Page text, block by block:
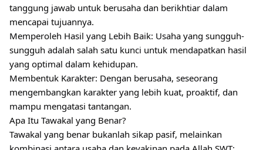
tanggung jawab untuk berusaha dan berikhtiar dalam
mencapai tujuannya.
Memperoleh Hasil yang Lebih Baik: Usaha yang sungguh-
sungguh adalah salah satu kunci untuk mendapatkan hasil
yang optimal dalam kehidupan.
Membentuk Karakter: Dengan berusaha, seseorang
mengembangkan karakter yang lebih kuat, proaktif, dan
mampu mengatasi tantangan.
Apa Itu Tawakal yang Benar?
Tawakal yang benar bukanlah sikap pasif, melainkan